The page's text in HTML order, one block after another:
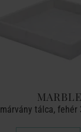
MARBLE
márvány tálca, fehér